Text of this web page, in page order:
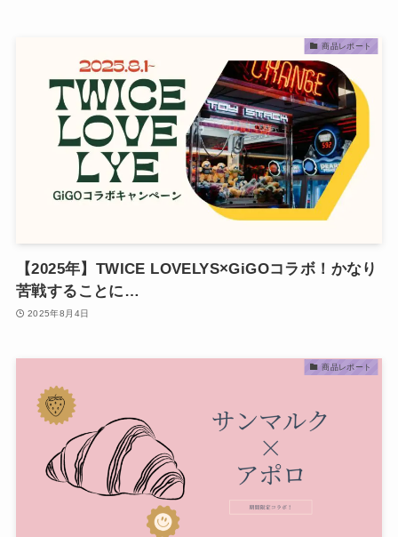
商品レポート
【2025年】TWICE LOVELYS×GiGOコラボ！かなり
苦戦することに…
2025年8月4日
商品レポート